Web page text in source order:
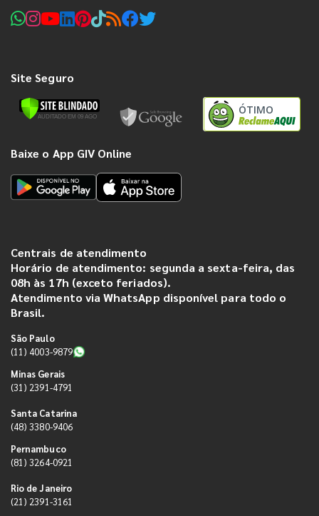
Site Seguro
ÓTIMO
Baixe o App GIV Online
Centrais de atendimento
Horário de atendimento: segunda a sexta-feira, das
08h às 17h (exceto feriados).
Atendimento via WhatsApp disponível para todo o
Brasil.
São Paulo
(11) 4003-9879
Minas Gerais
(31) 2391-4791
Santa Catarina
(48) 3380-9406
Pernambuco
(81) 3264-0921
Rio de Janeiro
(21) 2391-3161